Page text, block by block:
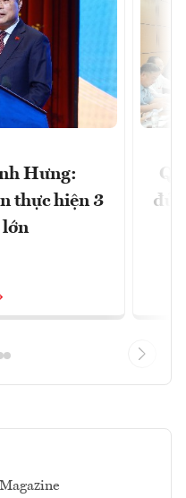
Hưng:
thực hiện 3
lớn
đủ